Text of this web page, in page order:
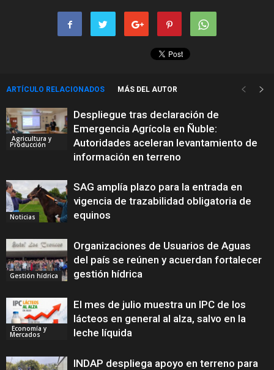
ARTÍCULO RELACIONADOS MÁS DEL AUTOR
Agricultura y
Producción
Despliegue tras declaración de
Emergencia Agrícola en Ñuble:
Autoridades aceleran levantamiento de
información en terreno
Noticias
SAG amplía plazo para la entrada en
vigencia de trazabilidad obligatoria de
equinos
Gestión hídrica
Organizaciones de Usuarios de Aguas
del país se reúnen y acuerdan fortalecer
gestión hídrica
Economía y
Mercados
El mes de julio muestra un IPC de los
lácteos en general al alza, salvo en la
leche líquida
INDAP despliega apoyo en terreno para